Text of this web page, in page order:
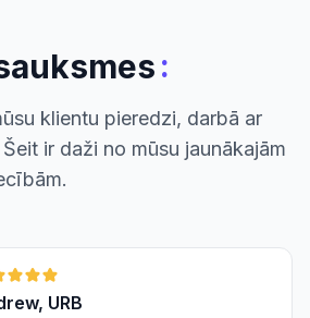
:
klientu pieredzi, darbā ar
ir daži no mūsu jaunākajām
URB